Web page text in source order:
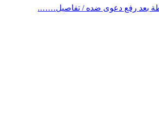
بعد رفع دعوى ضده / تفاصيل…….